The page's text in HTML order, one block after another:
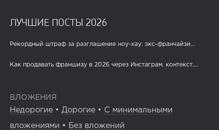
ЛУЧШИЕ ПОСТЫ 2026
Рекордный штраф за разглашение ноу-хау: экс-франчайзи...
Как продавать франшизу в 2026 через Инстаграм, контекст,...
ВЛОЖЕНИЯ
Недорогие • Дорогие • С минимальными
вложениями • Без вложений